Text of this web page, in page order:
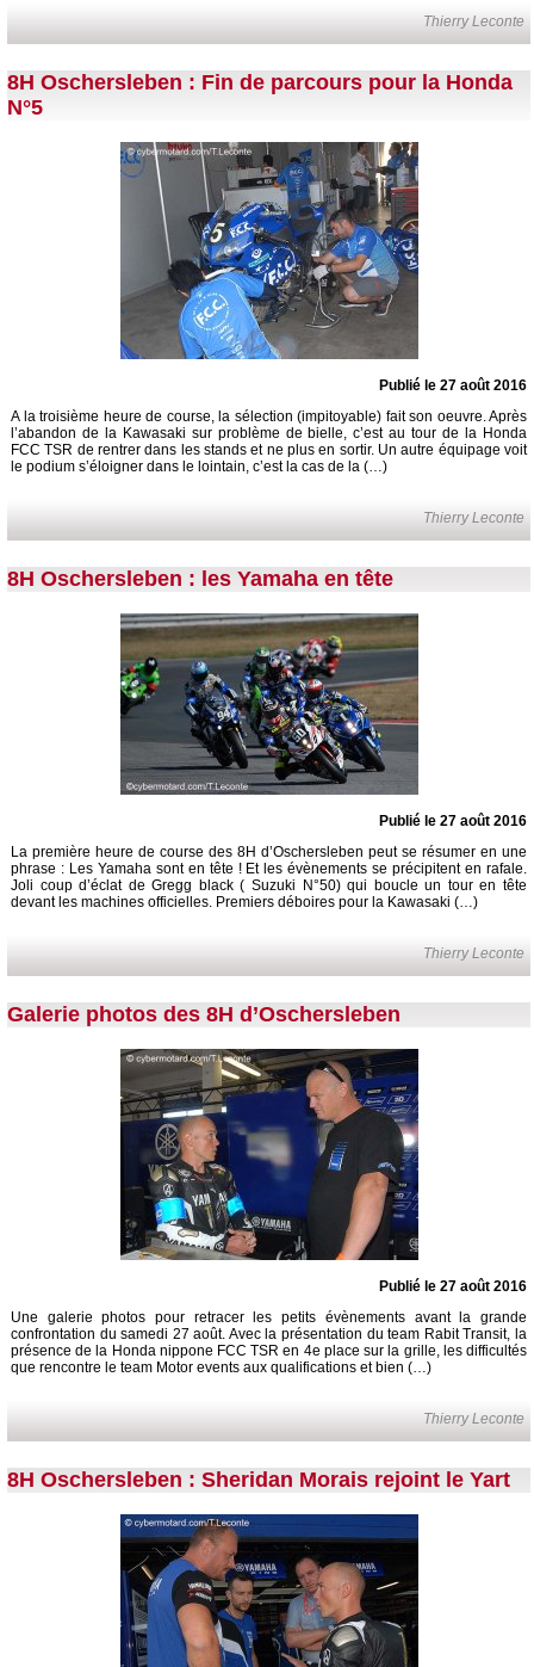
Thierry Leconte
8H Oschersleben : Fin de parcours pour la Honda
N°5
Publié le 27 août 2016
A la troisième heure de course, la sélection (impitoyable) fait son oeuvre. Après
l’abandon de la Kawasaki sur problème de bielle, c’est au tour de la Honda
FCC TSR de rentrer dans les stands et ne plus en sortir. Un autre équipage voit
le podium s’éloigner dans le lointain, c’est la cas de la (…)
Thierry Leconte
8H Oschersleben : les Yamaha en tête
Publié le 27 août 2016
La première heure de course des 8H d’Oschersleben peut se résumer en une
phrase : Les Yamaha sont en tête ! Et les évènements se précipitent en rafale.
Joli coup d’éclat de Gregg black ( Suzuki N°50) qui boucle un tour en tête
devant les machines officielles. Premiers déboires pour la Kawasaki (…)
Thierry Leconte
Galerie photos des 8H d’Oschersleben
Publié le 27 août 2016
Une galerie photos pour retracer les petits évènements avant la grande
confrontation du samedi 27 août. Avec la présentation du team Rabit Transit, la
présence de la Honda nippone FCC TSR en 4e place sur la grille, les difficultés
que rencontre le team Motor events aux qualifications et bien (…)
Thierry Leconte
8H Oschersleben : Sheridan Morais rejoint le Yart